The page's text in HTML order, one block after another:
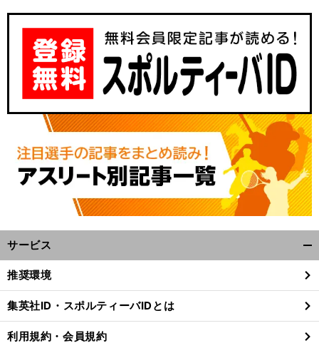
サービス
閉
る
推奨環境
集英社ID・スポルティーバIDとは
利用規約・会員規約